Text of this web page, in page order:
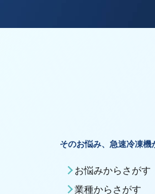
そのお悩み、急速冷凍機
お悩みからさがす
業種からさがす